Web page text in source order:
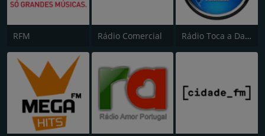
RFM Rádio Comercial Rádio Toca a Dançar